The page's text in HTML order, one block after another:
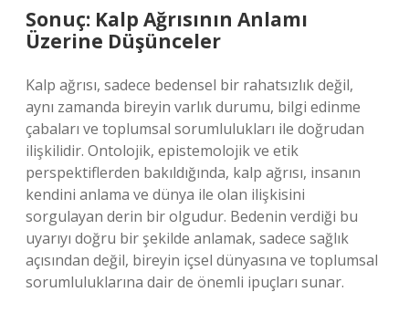
Sonuç: Kalp Ağrısının Anlamı
Üzerine Düşünceler
Kalp ağrısı, sadece bedensel bir rahatsızlık değil,
aynı zamanda bireyin varlık durumu, bilgi edinme
çabaları ve toplumsal sorumlulukları ile doğrudan
ilişkilidir. Ontolojik, epistemolojik ve etik
perspektiflerden bakıldığında, kalp ağrısı, insanın
kendini anlama ve dünya ile olan ilişkisini
sorgulayan derin bir olgudur. Bedenin verdiği bu
uyarıyı doğru bir şekilde anlamak, sadece sağlık
açısından değil, bireyin içsel dünyasına ve toplumsal
sorumluluklarına dair de önemli ipuçları sunar.